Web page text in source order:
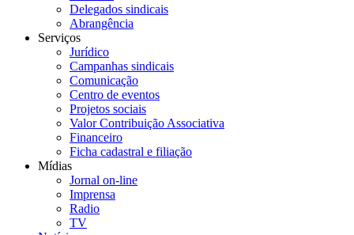
Delegados sindicais
Abrangência
Serviços
Jurídico
Campanhas sindicais
Comunicação
Centro de eventos
Projetos sociais
Valor Contribuição Associativa
Financeiro
Ficha cadastral e filiação
Mídias
Jornal on-line
Imprensa
Radio
TV